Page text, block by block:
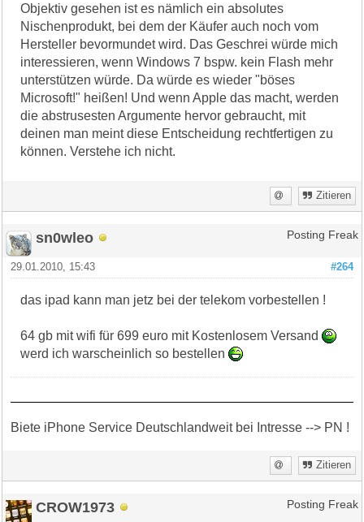
Objektiv gesehen ist es nämlich ein absolutes
Nischenprodukt, bei dem der Käufer auch noch vom
Hersteller bevormundet wird. Das Geschrei würde mich
interessieren, wenn Windows 7 bspw. kein Flash mehr
unterstützen würde. Da würde es wieder "böses
Microsoft!" heißen! Und wenn Apple das macht, werden
die abstrusesten Argumente hervor gebraucht, mit
deinen man meint diese Entscheidung rechtfertigen zu
können. Verstehe ich nicht.
Zitieren
sn0wleo Posting Freak
#264
29.01.2010, 15:43
das ipad kann man jetz bei der telekom vorbestellen !
64 gb mit wifi für 699 euro mit Kostenlosem Versand
werd ich warscheinlich so bestellen
Biete iPhone Service Deutschlandweit bei Intresse --> PN !
Zitieren
CROW1973 Posting Freak